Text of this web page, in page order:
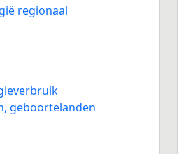
regionaal
geboortelanden